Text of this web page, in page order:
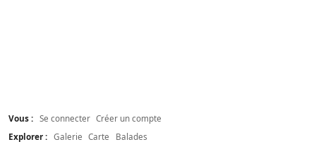
Vous : Se connecter Créer un compte
Explorer : Galerie Carte
Balades